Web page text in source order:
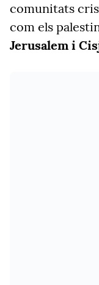
comunitats
com els
Jerusalem i